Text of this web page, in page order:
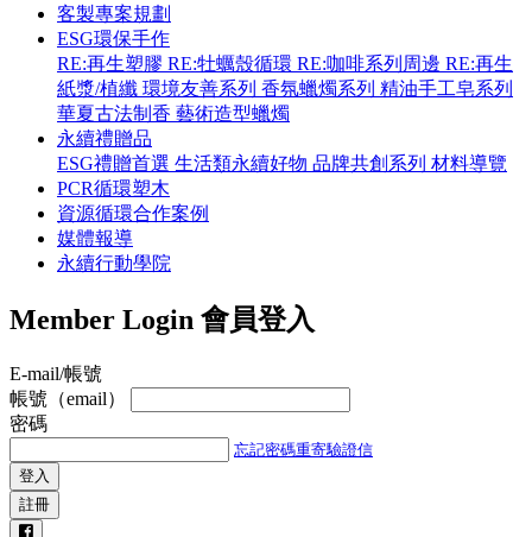
客製專案規劃
ESG環保手作
RE:再生塑膠 RE:牡蠣殼循環 RE:咖啡系列周邊 RE:再生
紙漿/植纖 環境友善系列 香氛蠟燭系列 精油手工皂系列
華夏古法制香 藝術造型蠟燭
永續禮贈品
ESG禮贈首選 生活類永續好物 品牌共創系列 材料導覽
PCR循環塑木
資源循環合作案例
媒體報導
永續行動學院
Member Login 會員登入
E-mail/帳號
帳號（email）
密碼
忘記密碼重寄驗證信
登入
註冊